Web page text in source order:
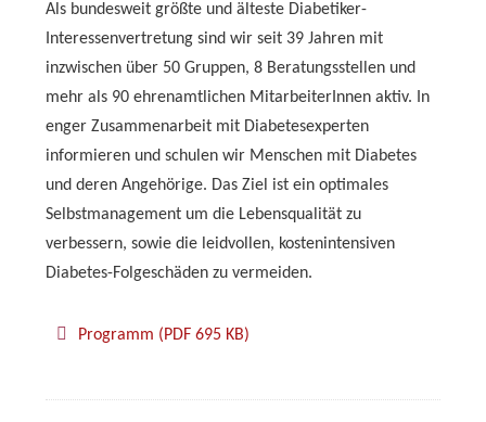
Als bundesweit größte und älteste Diabetiker-
Interessenvertretung sind wir seit 39 Jahren mit
inzwischen über 50 Gruppen, 8 Beratungsstellen und
mehr als 90 ehrenamtlichen MitarbeiterInnen aktiv. In
enger Zusammenarbeit mit Diabetesexperten
informieren und schulen wir Menschen mit Diabetes
und deren Angehörige. Das Ziel ist ein optimales
Selbstmanagement um die Lebensqualität zu
verbessern, sowie die leidvollen, kostenintensiven
Diabetes-Folgeschäden zu vermeiden.
Programm (PDF 695 KB)